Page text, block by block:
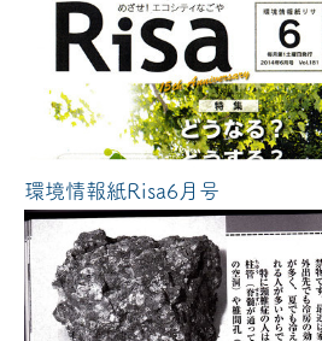
環境情報紙Risa6月号